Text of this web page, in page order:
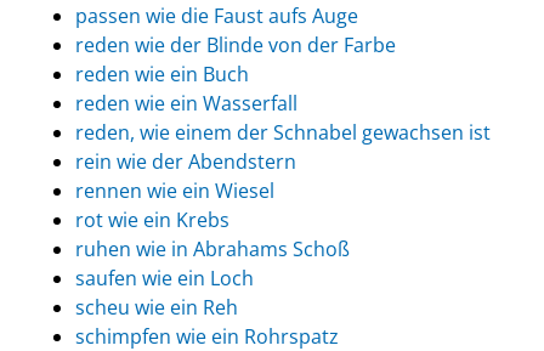
passen wie die Faust aufs Auge
reden wie der Blinde von der Farbe
reden wie ein Buch
reden wie ein Wasserfall
reden, wie einem der Schnabel gewachsen ist
rein wie der Abendstern
rennen wie ein Wiesel
rot wie ein Krebs
ruhen wie in Abrahams Schoß
saufen wie ein Loch
scheu wie ein Reh
schimpfen wie ein Rohrspatz